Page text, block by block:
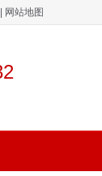
网站地图